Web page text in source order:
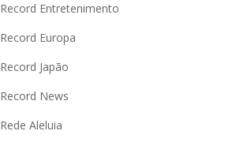
Record Entretenimento
Record Europa
Record Japão
Record News
Rede Aleluia